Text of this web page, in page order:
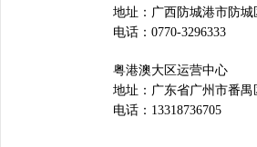
地址：广西防城港市防城
电话：0770-3296333
粤港澳大区运营中心
地址：广东省广州市番禺
电话：13318736705